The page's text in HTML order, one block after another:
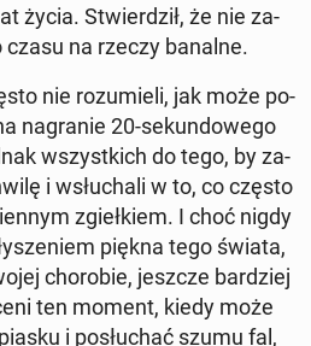
życia. Stwier­dził, że nie za­
na rzeczy banalne.
nie ro­zu­mie­li, jak może po­
na­gra­nie 20-se­kun­do­we­go
wszyst­kich do tego, by za­
i wsłu­cha­li w to, co często
zgieł­kiem. I choć nigdy
piękna tego świata,
cho­ro­bie, jeszcze bar­dziej
ten moment, kiedy może
i po­słu­chać szumu fal,